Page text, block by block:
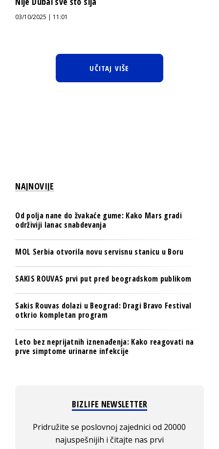
03/10/2025 | 11:01
UČITAJ VIŠE
NAJNOVIJE
Od polja nane do žvakaće gume: Kako Mars gradi
održiviji lanac snabdevanja
MOL Serbia otvorila novu servisnu stanicu u Boru
SAKIS ROUVAS prvi put pred beogradskom publikom
Sakis Rouvas dolazi u Beograd: Dragi Bravo Festival
otkrio kompletan program
Leto bez neprijatnih iznenađenja: Kako reagovati na
prve simptome urinarne infekcije
BIZLIFE NEWSLETTER
Pridružite se poslovnoj zajednici od 20000
najuspešnijih i čitajte nas prvi